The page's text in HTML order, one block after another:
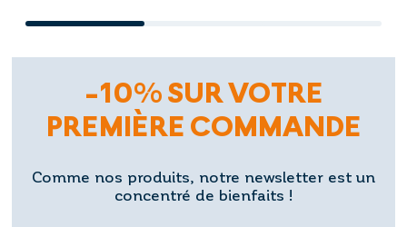
-10% SUR VOTRE
PREMIÈRE COMMANDE
Comme nos produits, notre newsletter est un
concentré de bienfaits !